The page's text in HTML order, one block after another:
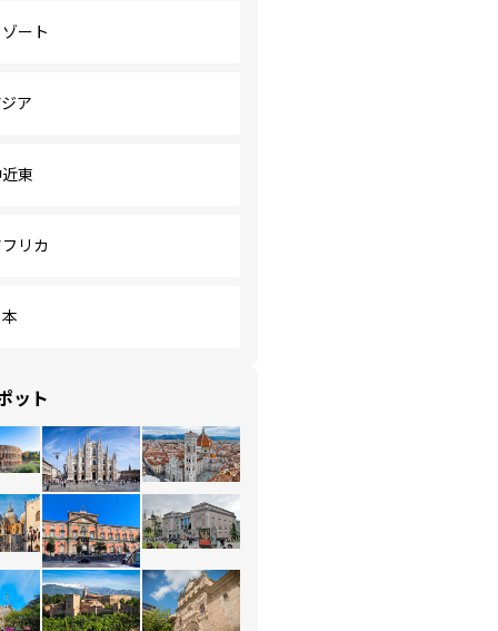
ート
ア
東
リカ
ット